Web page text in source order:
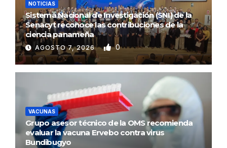
NOTICIAS
Sistema Nacional de Investigación (SNI) de la
Senacyt reconoce las contribuciones de la
ciencia panameña
AGOSTO 7, 2026 0
VACUNAS
Grupo asesor técnico de la OMS recomienda
evaluar la vacuna Ervebo contra virus
Bundibugyo